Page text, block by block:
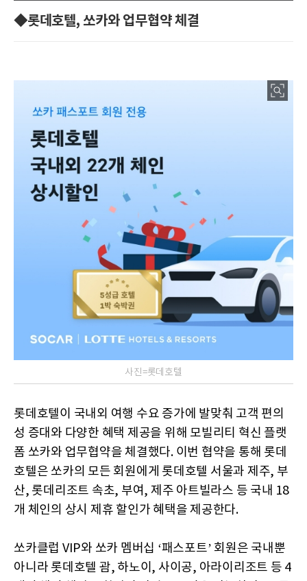
◆롯데호텔, 쏘카와 업무협약 체결
사진=롯데호텔
롯데호텔이 국내외 여행 수요 증가에 발맞춰 고객 편의
성 증대와 다양한 혜택 제공을 위해 모빌리티 혁신 플랫
폼 쏘카와 업무협약을 체결했다. 이번 협약을 통해 롯데
호텔은 쏘카의 모든 회원에게 롯데호텔 서울과 제주, 부
산, 롯데리조트 속초, 부여, 제주 아트빌라스 등 국내 18
개 체인의 상시 제휴 할인가 혜택을 제공한다.
쏘카클럽 VIP와 쏘카 멤버십 ‘패스포트’ 회원은 국내뿐
아니라 롯데호텔 괌, 하노이, 사이공, 아라이리조트 등 4